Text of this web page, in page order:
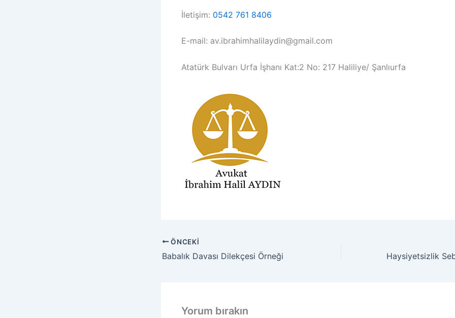
İletişim: 0542 761 8406
E-mail: av.ibrahimhalilaydin@gmail.com
Atatürk Bulvarı Urfa İşhanı Kat:2 No: 217 Haliliye/ Şanlıurfa
ÖNCEKI
Babalık Davası Dilekçesi Örneği
Yorum bırakın